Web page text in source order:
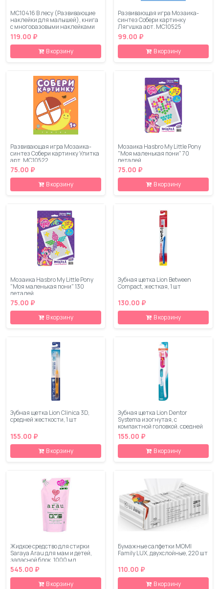
МС10416 В лесу (Развивающие
наклейки для малышей), книга
с многоразовыми наклейками
119.00 ₽
В корзину
Развивающая игра Мозаика-
синтез Собери картинку
Лягушка арт. МС10525
99.00 ₽
В корзину
Развивающая игра Мозаика-
синтез Собери картинку Улитка
арт. МС10522
75.00 ₽
В корзину
Мозаика Hasbro My Little Pony
"Моя маленькая пони" 70
деталей
75.00 ₽
В корзину
Мозаика Hasbro My Little Pony
"Моя маленькая пони" 130
деталей
75.00 ₽
В корзину
Зубная щетка Lion Between
Compact, жесткая, 1 шт
130.00 ₽
В корзину
Зубная щетка Lion Clinica 3D,
средней жесткости, 1 шт
155.00 ₽
В корзину
Зубная щетка Lion Dentor
Systema изогнутая, с
компактной головкой, средней
жесткости, 1 шт
155.00 ₽
В корзину
Жидкое средство для стирки
Saraya Arau для мам и детей,
запасной блок, 1000 мл
545.00 ₽
В корзину
Бумажные салфетки MOMI
Family LUX, двухслойные, 220 шт
110.00 ₽
В корзину